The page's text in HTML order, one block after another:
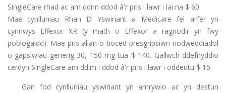
SingleCare rhad ac am ddim ddod â'r pris i lawr i lai na $ 60.
Mae cynlluniau Rhan D Yswiriant a Medicare fel arfer yn
cynnwys Effexor XR (y math o Effexor a ragnodir yn fwy
poblogaidd). Mae pris allan-o-boced presgripsiwn nodweddiadol
o gapsiwlau generig 30, 150 mg tua $ 140. Gallwch ddefnyddio
cerdyn SingleCare am ddim i ddod â'r pris i lawr i oddeutu $ 15.
Gan fod cynlluniau yswiriant yn amrywio ac yn destun